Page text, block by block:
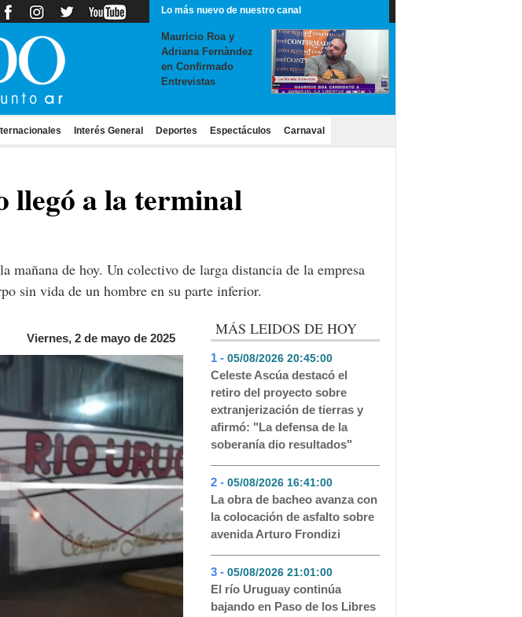
Lo más nuevo de nuestro canal
Mauricio Roa y
Adriana Fernàndez
en Confirmado
Entrevistas
Interés General Deportes Espectáculos Carnaval
llegó a la terminal
de hoy. Un colectivo de larga distancia de la empresa
sin vida de un hombre en su parte inferior.
Viernes, 2 de mayo de 2025
MÁS LEIDOS DE HOY
1 - 05/08/2026 20:45:00- 326
Celeste Ascúa destacó el
retiro del proyecto sobre
extranjerización de tierras y
afirmó: "La defensa de la
soberanía dio resultados"
2 - 05/08/2026 16:41:00- 171
La obra de bacheo avanza con
la colocación de asfalto sobre
avenida Arturo Frondizi
3 - 05/08/2026 21:01:00- 144
El río Uruguay continúa
bajando en Paso de los Libres